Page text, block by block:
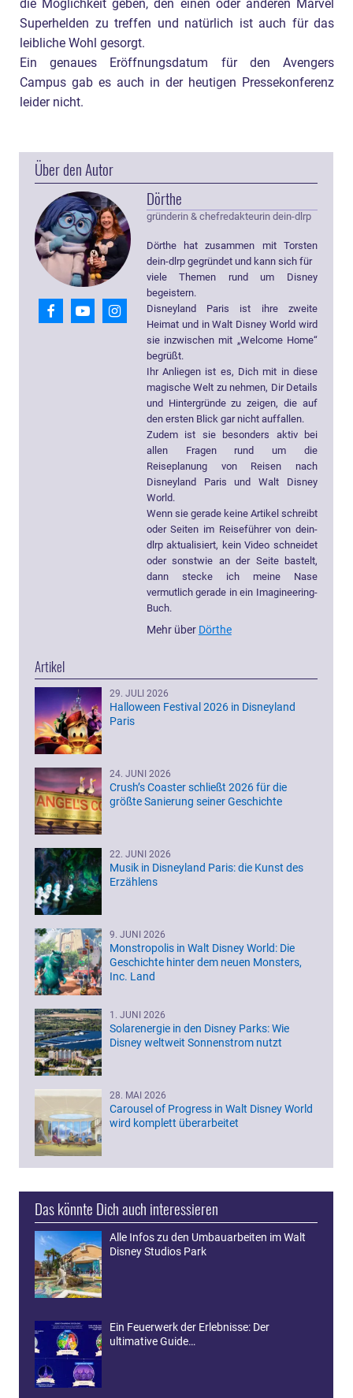
die Möglichkeit geben, den einen oder anderen Marvel
Superhelden zu treffen und natürlich ist auch für das
leibliche Wohl gesorgt.
Ein genaues Eröffnungsdatum für den Avengers
Campus gab es auch in der heutigen Pressekonferenz
leider nicht.
Über den Autor
Dörthe
gründerin & chefredakteurin dein-dlrp
Dörthe hat zusammen mit Torsten
dein-dlrp gegründet und kann sich für
viele Themen rund um Disney
begeistern.
Disneyland Paris ist ihre zweite
Heimat und in Walt Disney World wird
sie inzwischen mit „Welcome Home“
begrüßt.
Ihr Anliegen ist es, Dich mit in diese
magische Welt zu nehmen, Dir Details
und Hintergründe zu zeigen, die auf
den ersten Blick gar nicht auffallen.
Zudem ist sie besonders aktiv bei
allen Fragen rund um die
Reiseplanung von Reisen nach
Disneyland Paris und Walt Disney
World.
Wenn sie gerade keine Artikel schreibt
oder Seiten im Reiseführer von dein-
dlrp aktualisiert, kein Video schneidet
oder sonstwie an der Seite bastelt,
dann stecke ich meine Nase
vermutlich gerade in ein Imagineering-
Buch.
Mehr über Dörthe
Artikel
29. JULI 2026
Halloween Festival 2026 in Disneyland
Paris
24. JUNI 2026
Crush’s Coaster schließt 2026 für die
größte Sanierung seiner Geschichte
22. JUNI 2026
Musik in Disneyland Paris: die Kunst des
Erzählens
9. JUNI 2026
Monstropolis in Walt Disney World: Die
Geschichte hinter dem neuen Monsters,
Inc. Land
1. JUNI 2026
Solarenergie in den Disney Parks: Wie
Disney weltweit Sonnenstrom nutzt
28. MAI 2026
Carousel of Progress in Walt Disney World
wird komplett überarbeitet
Das könnte Dich auch interessieren
Alle Infos zu den Umbauarbeiten im Walt
Disney Studios Park
Ein Feuerwerk der Erlebnisse: Der
ultimative Guide…